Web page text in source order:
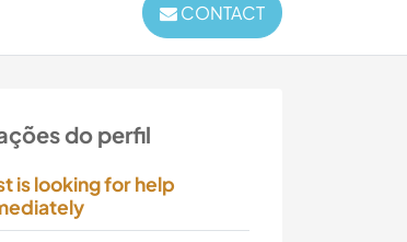
CONTACT
do perfil
is looking for help